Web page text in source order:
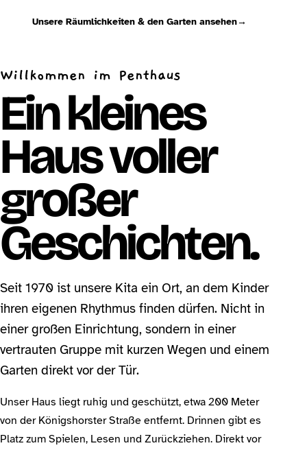
Unsere Räumlichkeiten & den Garten ansehen→
Willkommen im Penthaus
Ein kleines
Haus voller
großer
Geschichten.
Seit 1970 ist unsere Kita ein Ort, an dem Kinder
ihren eigenen Rhythmus finden dürfen. Nicht in
einer großen Einrichtung, sondern in einer
vertrauten Gruppe mit kurzen Wegen und einem
Garten direkt vor der Tür.
Unser Haus liegt ruhig und geschützt, etwa 200 Meter
von der Königshorster Straße entfernt. Drinnen gibt es
Platz zum Spielen, Lesen und Zurückziehen. Direkt vor